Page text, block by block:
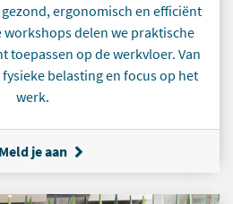
ergonomisch en efficiënt
workshops delen we praktische
toepassen op de werkvloer. Van
belasting en focus op het
werk.
Meld je aan